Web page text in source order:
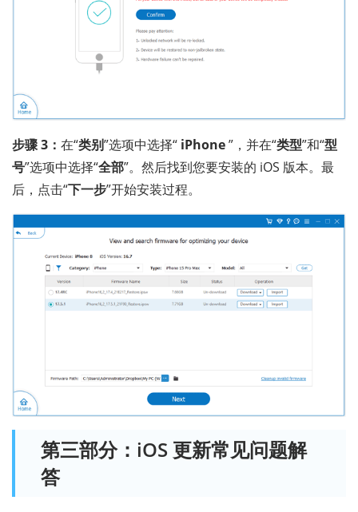
步骤 3： 在“类别”选项中选择“ iPhone”，并在“类型”和“型
号”选项中选择“全部”。然后找到您要安装的 iOS 版本。最
后，点击“下一步”开始安装过程。
第三部分：iOS 更新常见问题解
答